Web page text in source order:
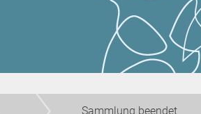
Sammlung beendet